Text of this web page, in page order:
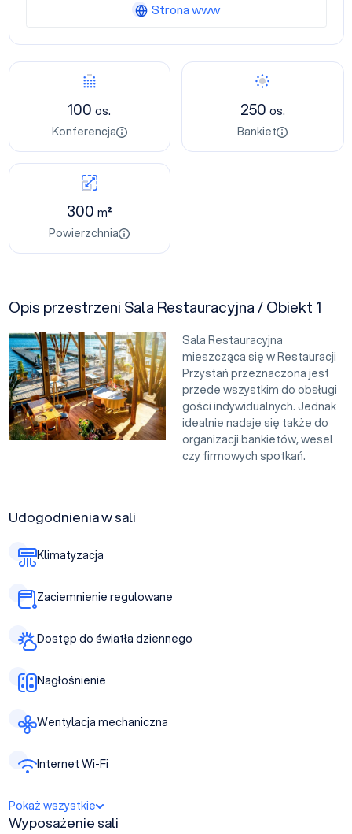
100os.
Konferencja
250 os.
Bankiet
300m²
Powierzchnia
Opis przestrzeni Sala Restauracyjna / Obiekt 1
Sala Restauracyjna
mieszcząca się w Restauracji
Przystań przeznaczona jest
przede wszystkim do obsługi
gości indywidualnych. Jednak
idealnie nadaje się także do
organizacji bankietów, wesel
czy firmowych spotkań.
Udogodnienia w sali
Klimatyzacja
Zaciemnienie regulowane
Dostęp do światła dziennego
Nagłośnienie
Wentylacja mechaniczna
Internet Wi-Fi
Pokaż wszystkie
Wyposażenie sali
Strona www